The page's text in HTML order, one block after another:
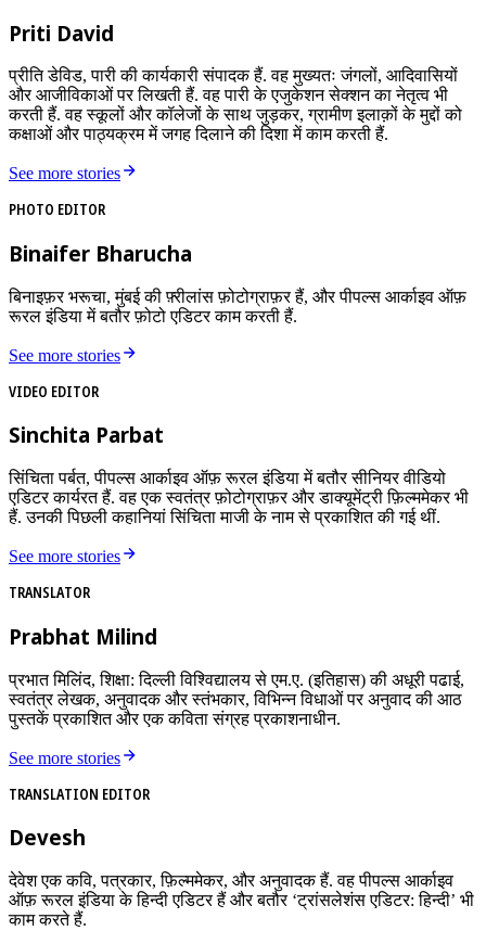
Priti David
प्रीति डेविड, पारी की कार्यकारी संपादक हैं. वह मुख्यतः जंगलों, आदिवासियों
और आजीविकाओं पर लिखती हैं. वह पारी के एजुकेशन सेक्शन का नेतृत्व भी
करती हैं. वह स्कूलों और कॉलेजों के साथ जुड़कर, ग्रामीण इलाक़ों के मुद्दों को
कक्षाओं और पाठ्यक्रम में जगह दिलाने की दिशा में काम करती हैं.
See more stories
PHOTO EDITOR
Binaifer Bharucha
बिनाइफ़र भरूचा, मुंबई की फ़्रीलांस फ़ोटोग्राफ़र हैं, और पीपल्स आर्काइव ऑफ़
रूरल इंडिया में बतौर फ़ोटो एडिटर काम करती हैं.
See more stories
VIDEO EDITOR
Sinchita Parbat
सिंचिता पर्बत, पीपल्स आर्काइव ऑफ़ रूरल इंडिया में बतौर सीनियर वीडियो
एडिटर कार्यरत हैं. वह एक स्वतंत्र फ़ोटोग्राफ़र और डाक्यूमेंट्री फ़िल्ममेकर भी
हैं. उनकी पिछली कहानियां सिंचिता माजी के नाम से प्रकाशित की गई थीं.
See more stories
TRANSLATOR
Prabhat Milind
प्रभात मिलिंद, शिक्षा: दिल्ली विश्विद्यालय से एम.ए. (इतिहास) की अधूरी पढाई,
स्वतंत्र लेखक, अनुवादक और स्तंभकार, विभिन्न विधाओं पर अनुवाद की आठ
पुस्तकें प्रकाशित और एक कविता संग्रह प्रकाशनाधीन.
See more stories
TRANSLATION EDITOR
Devesh
देवेश एक कवि, पत्रकार, फ़िल्ममेकर, और अनुवादक हैं. वह पीपल्स आर्काइव
ऑफ़ रूरल इंडिया के हिन्दी एडिटर हैं और बतौर ‘ट्रांसलेशंस एडिटर: हिन्दी’ भी
काम करते हैं.